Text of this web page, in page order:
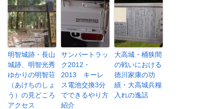
明智城跡・長山
城跡、明智光秀
ゆかりの明智荘
（あけちのしょ
う）の見どころ
アクセス
サンバートラッ
ク2012・
2013 キーレ
ス電池交換3分
でできるやり方
紹介
大高城・桶狭間
の戦いにおける
徳川家康の功
績・大高城兵糧
入れの逸話